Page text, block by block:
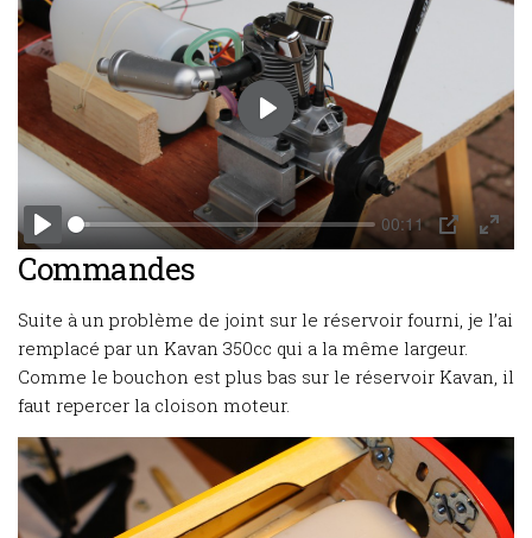
Play
00:11
PIP Enter
Play
Commandes
Suite à un problème de joint sur le réservoir fourni, je l’ai
remplacé par un Kavan 350cc qui a la même largeur.
Comme le bouchon est plus bas sur le réservoir Kavan, il
faut repercer la cloison moteur.